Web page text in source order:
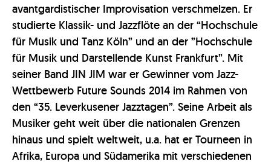
avantgardistischer Improvisation verschmelzen. Er
studierte Klassik- und Jazzflöte an der “Hochschule
für Musik und Tanz Köln” und an der ”Hochschule
für Musik und Darstellende Kunst Frankfurt”. Mit
seiner Band JIN JIM war er Gewinner vom Jazz-
Wettbewerb Future Sounds 2014 im Rahmen von
den “35. Leverkusener Jazztagen”. Seine Arbeit als
Musiker geht weit über die nationalen Grenzen
hinaus und spielt weltweit, u.a. hat er Tourneen in
Afrika, Europa und Südamerika mit verschiedenen